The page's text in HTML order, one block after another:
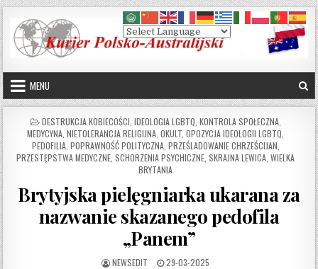
Skip to content
MENU
POSTED IN
DESTRUKCJA KOBIECOŚCI IDEOLOGIA LGBTQ KONTROLA SPOŁECZNA,
MEDYCYNA NIETOLERANCJA RELIGIJNA OKULT OPOZYCJA IDEOLOGII LGBTQ
PEDOFILIA, POPRAWNOŚĆ POLITYCZNA, PRZEŚLADOWANIE CHRZEŚCIJAN
PRZESTĘPSTWA MEDYCZNE SCHORZENIA PSYCHICZNE SKRAJNA LEWICA WIELKA
BRYTANIA
Brytyjska pielęgniarka ukarana za
nazwanie skazanego pedofila
„Panem”
AUTHOR:
NEWSEDIT PUBLISHED DATE:
29-03-2025